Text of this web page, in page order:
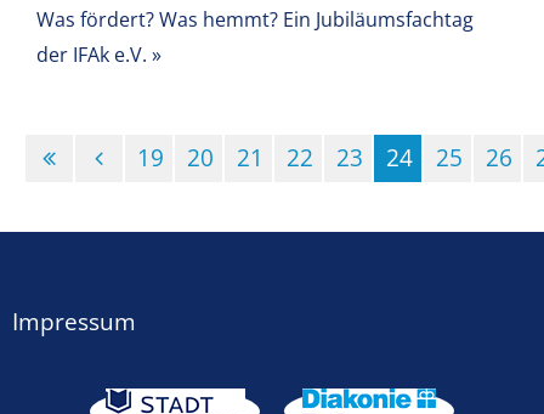
Was fördert? Was hemmt? Ein Jubiläumsfachtag
der IFAk e.V. »
19 20 21 22 23
24
(Standort)
25 26
Impressum